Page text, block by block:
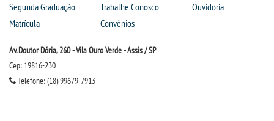
Segunda Graduação
Matrícula
Trabalhe Conosco
Convênios
Ouvidoria
Av. Doutor Dória, 260 - Vila Ouro Verde - Assis / SP
Cep: 19816-230
Telefone: (18) 99679-7913